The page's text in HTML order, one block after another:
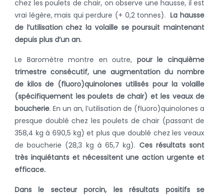
chez les poulets de chair, on observe une hausse, il est
vrai légère, mais qui perdure (+ 0,2 tonnes).La hausse
de l’utilisation chez la volaille se poursuit maintenant
depuis plus d’un an.
Le Baromètre montre en outre, pour le cinquième
trimestre consécutif, une augmentation du nombre
de kilos de (fluoro)quinolones utilisés pour la volaille
(spécifiquement les poulets de chair) et les veaux de
boucherie. En un an, l’utilisation de (fluoro)quinolones a
presque doublé chez les poulets de chair (passant de
358,4 kg à 690,5 kg) et plus que doublé chez les veaux
de boucherie (28,3 kg à 65,7 kg). Ces résultats sont
très inquiétants et nécessitent une action urgente et
efficace.
Dans le secteur porcin, les résultats positifs se